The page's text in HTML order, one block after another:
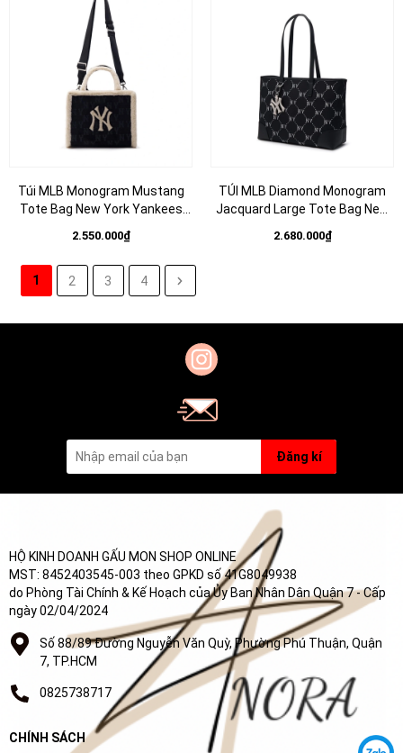
Túi MLB Monogram Mustang
Tote Bag New York Yankees
2.550.000₫
TÚI MLB Diamond Monogram
Jacquard Large Tote Bag New
2.680.000₫
1 2 3 4
Đăng kí
HỘ KINH DOANH GẤU MON SHOP ONLINE
MST: 8452403545-003 theo GPKD số 41G8049938
do Phòng Tài Chính & Kế Hoạch của Ủy Ban Nhân Dân Quận 7 - Cấp
ngày 02/04/2024
Số 88/89 Đường Nguyễn Văn Quỳ, Phường Phú Thuận, Quận
7, TP.HCM
0825738717
CHÍNH SÁCH